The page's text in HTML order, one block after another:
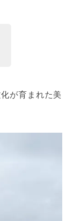
が育まれた美